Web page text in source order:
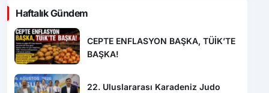
Haftalık Gündem
CEPTE ENFLASYON BAŞKA, TÜİK’TE
BAŞKA!
22. Uluslararası Karadeniz Judo